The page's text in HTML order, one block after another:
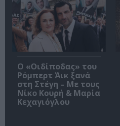
O «Οιδίποδας» του
Ρόμπερτ Άικ ξανά
στη Στέγη – Με τους
Νίκο Κουρή & Μαρία
Κεχαγιόγλου